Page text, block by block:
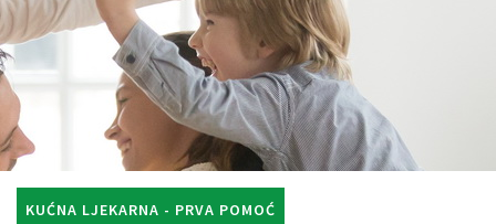
KUĆNA LJEKARNA - PRVA POMOĆ